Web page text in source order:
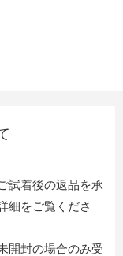
試着後の返品を承
細をご覧くださ
開封の場合のみ受